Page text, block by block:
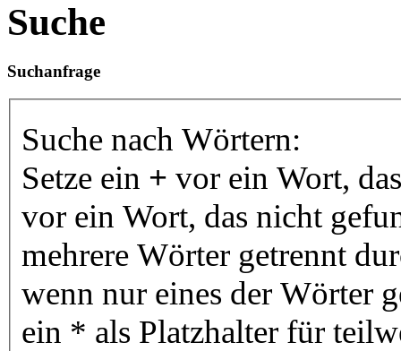
Suche
Suchanfrage
Suche nach Wörtern:
Setze ein + vor ein Wort,
vor ein Wort, das nicht
mehrere Wörter getrennt
wenn nur eines der Wörter
ein * als Platzhalter für